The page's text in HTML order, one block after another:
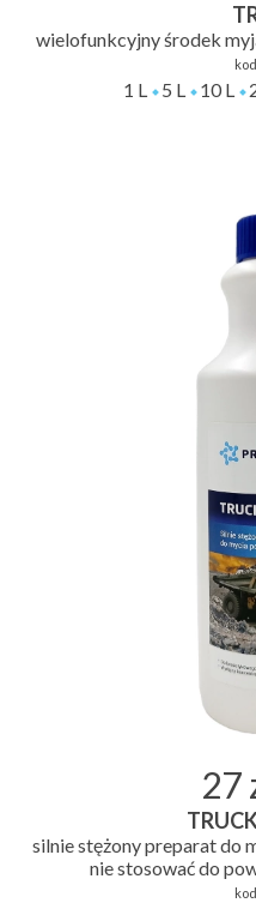
wielofunkcyjny środek
1 L 5 L 10 L
27
silnie stężony preparat do
nie stosować do